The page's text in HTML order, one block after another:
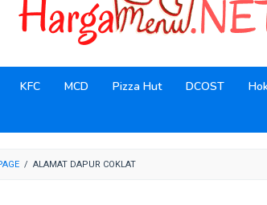
KFC MCD Pizza Hut DCOST
/ ALAMAT DAPUR COKLAT